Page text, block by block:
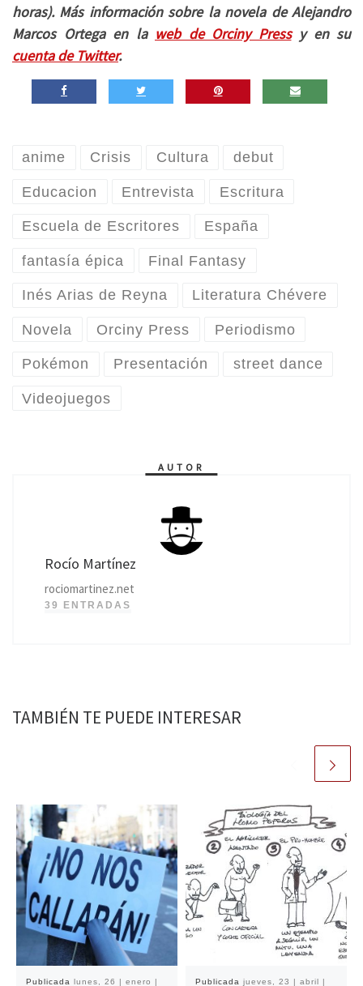
horas). Más información sobre la novela de Alejandro
Marcos Ortega en la web de Orciny Pressy en su
cuenta de Twitter.
anime Crisis Cultura debut
Educacion Entrevista Escritura
Escuela de Escritores España
fantasía épica Final Fantasy
Inés Arias de Reyna Literatura Chévere
Novela Orciny Press Periodismo
Pokémon Presentación street dance
Videojuegos
AUTOR
Rocío Martínez
rociomartinez.net
39 ENTRADAS
TAMBIÉN TE PUEDE INTERESAR
Publicada lunes, 26 | enero | Publicada jueves, 23 | abril |